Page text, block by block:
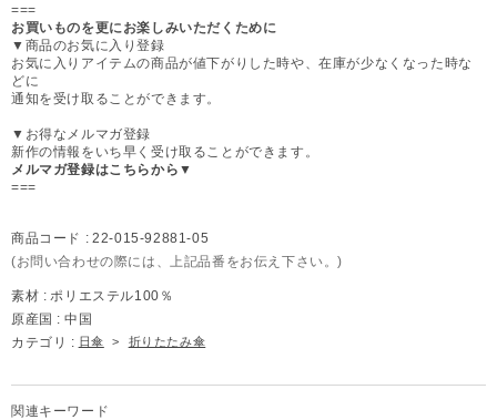
===
お買いものを更にお楽しみいただくために
▼商品のお気に入り登録
お気に入りアイテムの商品が値下がりした時や、在庫が少なくなった時な
どに
通知を受け取ることができます。
▼お得なメルマガ登録
新作の情報をいち早く受け取ることができます。
メルマガ登録はこちらから▼
===
商品コード : 22-015-92881-05
(お問い合わせの際には、上記品番をお伝え下さい。)
素材 : ポリエステル100％
原産国 : 中国
カテゴリ : 日傘 > 折りたたみ傘
関連キーワード